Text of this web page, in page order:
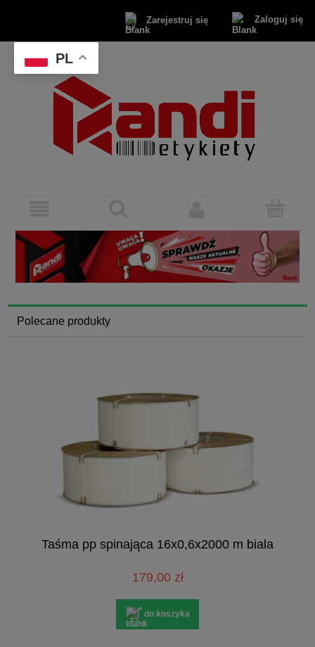
Zarejestruj się Zaloguj się
Polecane produkty
Taśma pp spinająca 16x0,6x2000 m biala
179,00 zł
do koszyka
PL